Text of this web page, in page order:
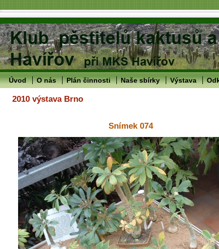
Úvod O nás Plán činnosti Naše sbírky Výstava
2010 výstava Brno
Snímek 074